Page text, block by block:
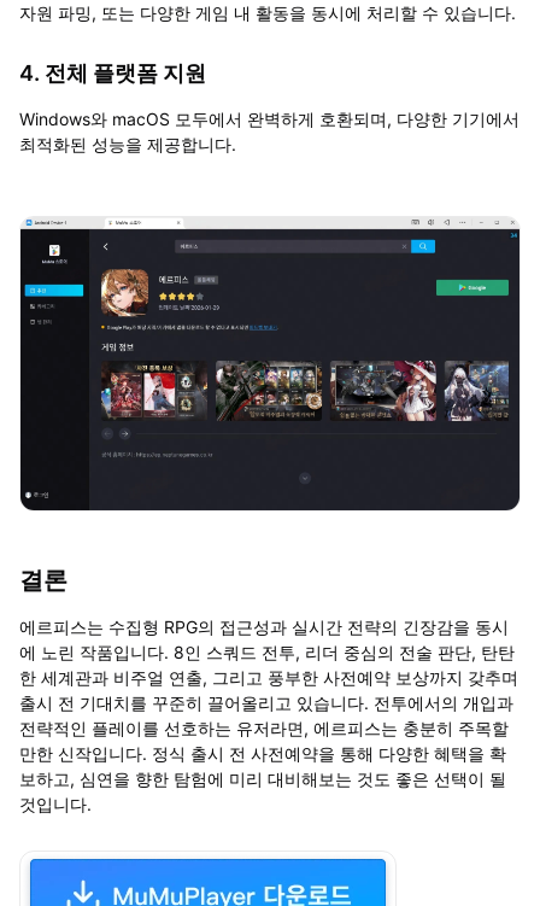
자원 파밍, 또는 다양한 게임 내 활동을 동시에 처리할 수 있습니다.
4. 전체 플랫폼 지원
Windows와 macOS 모두에서 완벽하게 호환되며, 다양한 기기에서
최적화된 성능을 제공합니다.
결론
에르피스는 수집형 RPG의 접근성과 실시간 전략의 긴장감을 동시
에 노린 작품입니다. 8인 스쿼드 전투, 리더 중심의 전술 판단, 탄탄
한 세계관과 비주얼 연출, 그리고 풍부한 사전예약 보상까지 갖추며
출시 전 기대치를 꾸준히 끌어올리고 있습니다. 전투에서의 개입과
전략적인 플레이를 선호하는 유저라면, 에르피스는 충분히 주목할
만한 신작입니다. 정식 출시 전 사전예약을 통해 다양한 혜택을 확
보하고, 심연을 향한 탐험에 미리 대비해보는 것도 좋은 선택이 될
것입니다.